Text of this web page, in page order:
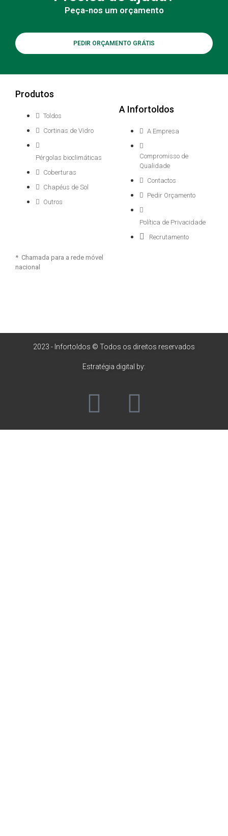
Peça-nos um orçamento
PEDIR ORÇAMENTO GRÁTIS
Produtos
Toldos
Cortinas de Vidro
Pérgolas bioclimáticas
Coberturas
Chapéus de Sol
Outros
A Infortoldos
A Empresa
Compromisso de
Qualidade
Contactos
Pedir Orçamento
Política de Privacidade
Recrutamento
* Chamada para a rede móvel
nacional
2023 - Infortoldos © Todos os direitos reservados
Estratégia digital by: